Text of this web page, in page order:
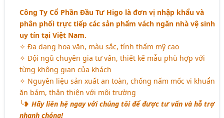
Công Ty Cổ Phần Đầu Tư Higo là đơn vị nhập khẩu và
phân phối trực tiếp các sản phẩm vách ngăn nhà vệ sinh
uy tín tại Việt Nam.
✧ Đa dạng hoa văn, màu sắc, tính thẩm mỹ cao
✧ Đội ngũ chuyên gia tư vấn, thiết kế mẫu phù hợp với
từng không gian của khách
✧ Nguyên liệu sản xuất an toàn, chống nấm mốc vi khuẩn
ăn bám, thân thiện với môi trường
╰❥Hãy liên hệ ngay với chúng tôi để được tư vấn và hỗ trợ
nhanh chóng!